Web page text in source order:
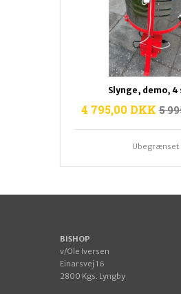
Slynge, demo, 4
4 795,00 DKK5
Ubegrænset
BISHOP
v/Ole Iversen
Einarsvej 16
2800 Kgs. Lyngby